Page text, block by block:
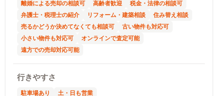
離婚による売却の相談可
高齢者歓迎
税金・法律の相談可
弁護士・税理士の紹介
リフォーム・建築相談
住み替え相談
売るかどうか決めてなくても相談可
古い物件も対応可
小さい物件も対応可
オンラインで査定可能
遠方での売却対応可能
行きやすさ
駐車場あり 土・日も営業